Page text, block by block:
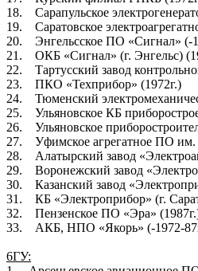
18. Сарапульское
19. Саратовское
20. Энгельсское ПО «Сигнал» (-
21. ОКБ «Сигнал» (г. Энгельс)
22. Тартусский завод
23. ПКО «Техприбор» (1972г.)
24. Тюменский
25. Ульяновское КБ
26. Ульяновское
27. Уфимское агрегатное ПО им.
28. Алатырский завод
29. Воронежский завод
30. Казанский завод
31. КБ «Электроприбор» (г.
32. Пензенское ПО «Эра»
33. АКБ, НПО «Якорь» (-1972-
6ГУ: